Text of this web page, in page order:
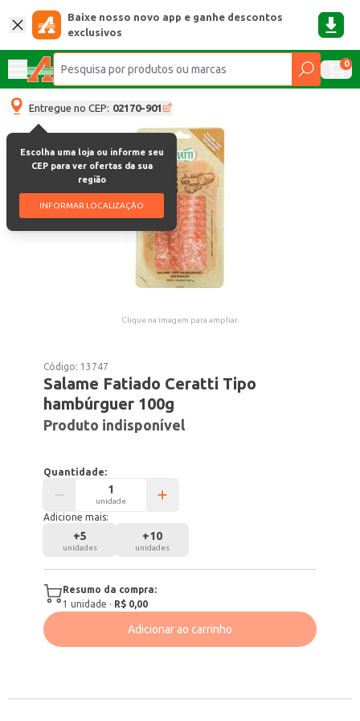
Baixe nosso novo app e ganhe descontos
exclusivos
0
Entregue no CEP: 02170-901
Escolha uma loja ou informe seu
CEP para ver ofertas da sua
região
INFORMAR LOCALIZAÇÃO
Clique na imagem para ampliar.
Código: 13747
Salame Fatiado Ceratti Tipo
hambúrguer 100g
Produto indisponível
Quantidade:
unidade
Adicione mais:
+5
unidades
+10
unidades
Resumo da compra:
1 unidade · R$ 0,00
Adicionar ao carrinho